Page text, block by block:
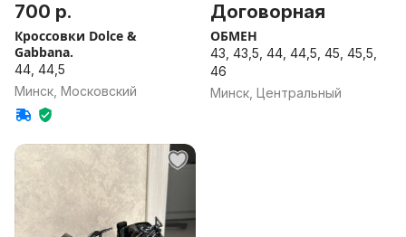
700 р.
Кроссовки Dolce &
Gabbana.
44, 44,5
Минск, Московский
Договорная
ОБМЕН
43, 43,5, 44, 44,5, 45, 45,5,
46
Минск, Центральный